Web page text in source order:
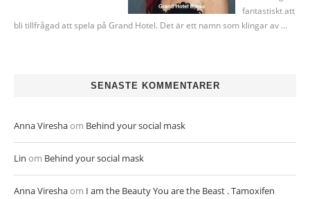
fantastiskt att
bli tillfrågad att spela på Grand Hotel. Det är ett namn som klingar av …
SENASTE KOMMENTARER
Anna Vireshaom Behind your social mask
Lin om Behind your social mask
Anna Vireshaom I am the Beauty You are the Beast . Tamoxifen